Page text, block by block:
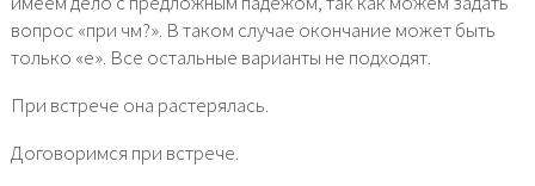
вопрос «при чм?». В таком случае окончание может быть
только «е». Все остальные варианты не подходят.
При встрече она растерялась.
Договоримся при встрече.